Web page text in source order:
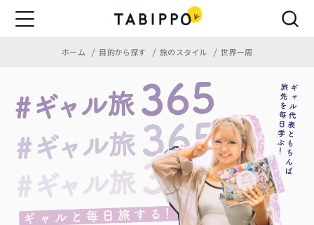
ホーム 目的から探す 旅のスタイル 世界一周